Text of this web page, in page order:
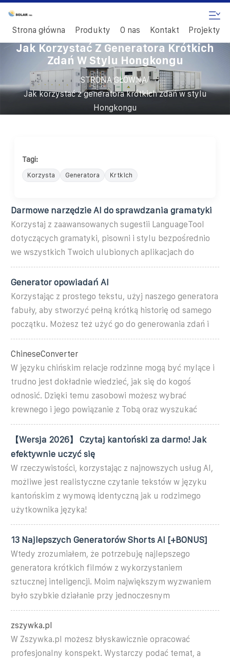
Strona główna Produkty O nas Kontakt Projekty
Jak Korzystać Z Generatora Krótkich
Zdań W Stylu Hongkongu
STRONA GŁÓWNA/
Jak korzystać z generatora krótkich zdań w stylu
Hongkongu
Tagi:
Korzysta Generatora Krtkich
Darmowe narzędzie AI do sprawdzania gramatyki
Korzystaj z zaawansowanych sugestii LanguageTool
dotyczących gramatyki, pisowni i stylu bezpośrednio
we wszystkich Twoich ulubionych aplikacjach do
Generator opowiadań AI
Korzystając z prostego tekstu, użyj naszego generatora
fabuły, aby stworzyć pełną krótką historię od samego
początku. Możesz też użyć go do generowania zdań i
ChineseConverter
W języku chińskim relacje rodzinne mogą być mylące i
trudno jest dokładnie wiedzieć, jak się do kogoś
odnosić. Dzięki temu zasobowi możesz wybrać
krewnego i jego powiązanie z Tobą oraz wyszukać
【Wersja 2026】 Czytaj kantoński za darmo! Jak
efektywnie uczyć się
W rzeczywistości, korzystając z najnowszych usług AI,
możliwe jest realistyczne czytanie tekstów w języku
kantońskim z wymową identyczną jak u rodzimego
użytkownika języka!
13 Najlepszych Generatorów Shorts AI [+BONUS]
Wtedy zrozumiałem, że potrzebuję najlepszego
generatora krótkich filmów z wykorzystaniem
sztucznej inteligencji. Moim największym wyzwaniem
było szybkie działanie przy jednoczesnym
zszywka.pl
W Zszywka.pl możesz błyskawicznie opracować
profesjonalny konspekt. Wystarczy podać temat, a